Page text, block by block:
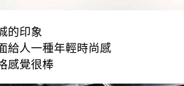
的印象
給人一種年輕時尚感
感覺很棒